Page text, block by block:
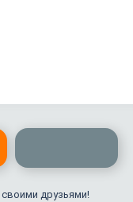
друзьями!